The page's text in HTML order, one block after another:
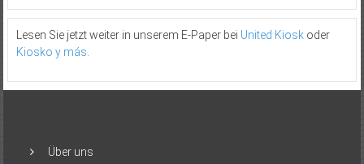
Lesen Sie jetzt weiter in unserem E-Paper bei United Kioskoder
Kiosko y más.
Über uns